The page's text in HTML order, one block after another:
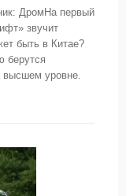
ДромНа первый
звучит
быть в Китае?
берутся
высшем уровне.